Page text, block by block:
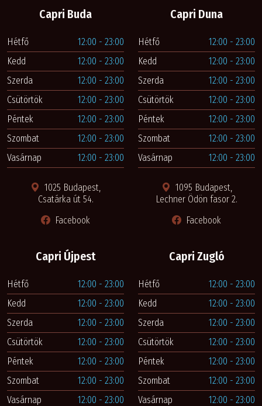
Capri Buda
Hétfő
12:00 - 23:00
Kedd
12:00 - 23:00
Szerda
12:00 - 23:00
Csütörtök
12:00 - 23:00
Péntek
12:00 - 23:00
Szombat
12:00 - 23:00
Vasárnap
12:00 - 23:00
1025 Budapest,
Csatárka út 54.
Facebook
Capri Duna
Hétfő
12:00 - 23:00
Kedd
12:00 - 23:00
Szerda
12:00 - 23:00
Csütörtök
12:00 - 23:00
Péntek
12:00 - 23:00
Szombat
12:00 - 23:00
Vasárnap
12:00 - 23:00
1095 Budapest,
Lechner Ödön fasor 2.
Facebook
Capri Újpest
Hétfő
12:00 - 23:00
Kedd
12:00 - 23:00
Szerda
12:00 - 23:00
Csütörtök
12:00 - 23:00
Péntek
12:00 - 23:00
Szombat
12:00 - 23:00
Vasárnap
12:00 - 23:00
Capri Zugló
Hétfő
12:00 - 23:00
Kedd
12:00 - 23:00
Szerda
12:00 - 23:00
Csütörtök
12:00 - 23:00
Péntek
12:00 - 23:00
Szombat
12:00 - 23:00
Vasárnap
12:00 - 23:00